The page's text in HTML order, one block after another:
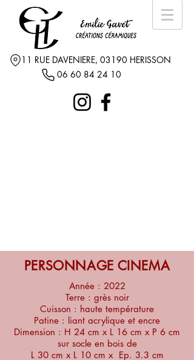
11 RUE DAVENIERE, 03190 HERISSON
06 60 84 24 10
PERSONNAGE CINEMA
Année : 2022
Terre : grès noir
Cuisson : haute température
Patine : liant acrylique et encre
Dimension : H 24 cm x L 16 cm x P 6 cm
sur socle en bois de
L 30 cm x L 10 cm x Ep. 3.3 cm